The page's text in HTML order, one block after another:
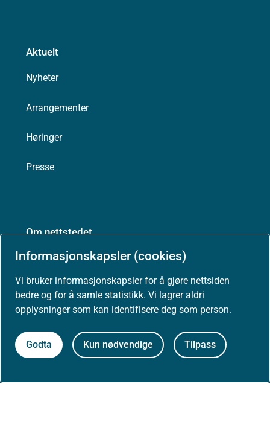
Informasjonskapsler (cookies)
Vi bruker informasjonskapsler for å gjøre nettsiden
bedre og for å samle statistikk. Vi lagrer aldri
opplysninger som kan identifisere deg som person.
Godta Kun nødvendige Tilpass
Aktuelt
Nyheter
Arrangementer
Høringer
Presse
Om nettstedet
Personvernerklæring
Tilgjengelighetserklæring (uustatus.no)
Besøksstatistikk og informasjonskapsler
Nyhetsvarsel og abonnement